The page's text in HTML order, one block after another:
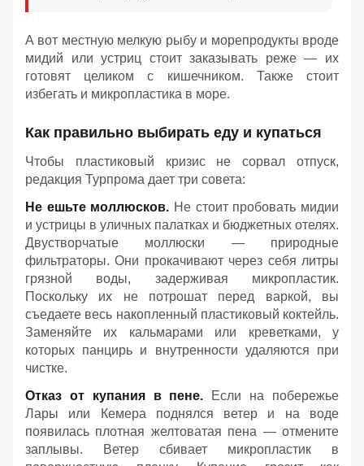
А вот местную мелкую рыбу и морепродукты вроде
мидий или устриц стоит заказывать реже — их
готовят целиком с кишечником. Также стоит
избегать и микропластика в море.
Как правильно выбирать еду и купаться
Чтобы пластиковый кризис не сорвал отпуск,
редакция Турпрома дает три совета:
Не ешьте моллюсков. Не стоит пробовать мидии
и устрицы в уличных палатках и бюджетных отелях.
Двустворчатые моллюски — природные
фильтраторы. Они прокачивают через себя литры
грязной воды, задерживая микропластик.
Поскольку их не потрошат перед варкой, вы
съедаете весь накопленный пластиковый коктейль.
Заменяйте их кальмарами или креветками, у
которых панцирь и внутренности удаляются при
чистке.
Отказ от купания в пене. Если на побережье
Лары или Кемера поднялся ветер и на воде
появилась плотная желтоватая пена — отмените
заплывы. Ветер сбивает микропластик в